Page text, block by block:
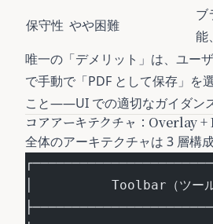
保守性 やや困難
ブ
能
唯一の「デメリット」は、ユー
で手動で「PDF として保存」を
こと——UI での適切なガイダン
コアアーキテクチャ：Overlay
全体のアーキテクチャは 3 層構
│          Toolbar（ツール